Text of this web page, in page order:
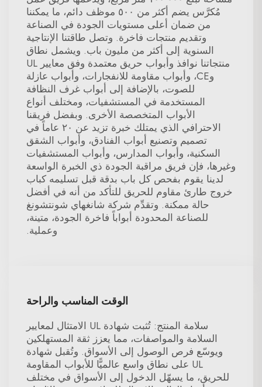
مُكرَّس يضم أكثر من ٥٠٠ موظف دائم، ما يمكننا
من ضمان أعلى مستويات الجودة في الصناعة
وتقديم منتجات فاخرة. وتصل طاقتنا الإنتاجية
السنوية إلى أكثر من مليون باب. ويشمل نطاق
منتجاتنا نوافذ وأبواب حريق معتمدة وفق معايير UL
وCE، وأبواب مقاومة للانفجارات، وأبواب عازلة
للصوت، بالإضافة إلى أبواب غرف النظافة
المستخدمة في المستشفيات، ومختلف أنواع
الأبواب المتخصصة الأخرى. وبفضل فريقنا
الاحترافي الذي يمتلك خبرة تزيد عن ٢٠ عاماً في
تصميم وتصنيع أبواب الفنادق، وأبواب الشقق
السكنية، وأبواب المدارس، وأبواب المستشفيات
وغيرها، فإن فريق مراقبة الجودة ذي الخبرة الواسعة
لدينا يقوم بفحص كل باب بدقة قبل تسليمه كباب
خروج طارئ مقاوم للحريق للتأكد من أنه في أفضل
حالة ممكنة. وتقدِّم شركة شانغهاي شونتشونغ
للصناعة المحدودة أبواباً فاخرة الجودة، متينة،
وعملية.
الوقت المناسب والراحة
سلامة المنتج: تُثبت شهادة UL الامتثال لمعايير
السلامة والمواصفات، مما يعزز ثقة المستهلكين
ويوسّع فرص الوصول إلى الأسواق. وتُقبل شهادة
UL على نطاق واسع عالميًّا للأبواب المقاومة
للحريق، ما يسهّل الدخول إلى الأسواق في مختلف